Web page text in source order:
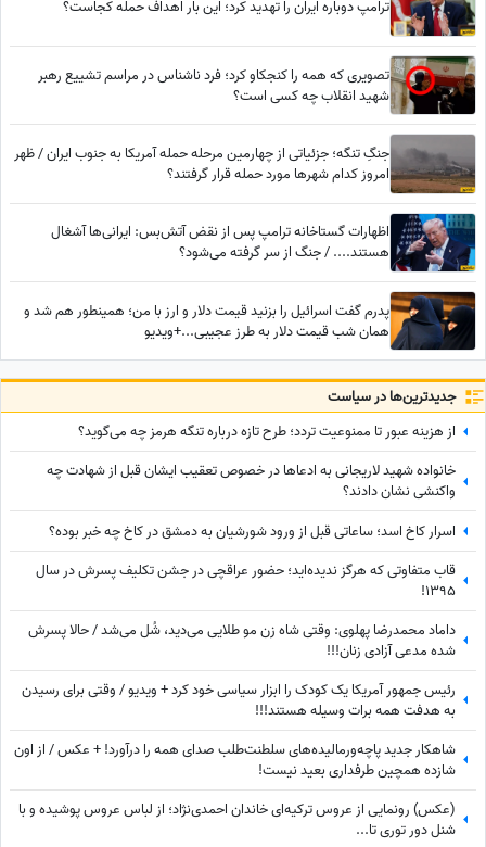
ترامپ دوباره ایران را تهدید کرد؛ این بار اهداف حمله کجاست؟
تصویری که همه را کنجکاو کرد؛ فرد ناشناس در مراسم تشییع رهبر
شهید انقلاب چه کسی است؟
جنگِ تنگه؛ جزئیاتی از چهارمین مرحله حمله آمریکا به جنوب ایران / ظهر
امروز کدام شهرها مورد حمله قرار گرفتند؟
اظهارات گستاخانه ترامپ پس از نقض آتش‌بس: ایرانی‌ها آشغال
هستند.... / جنگ از سر گرفته می‌شود؟
پدرم گفت اسرائیل را بزنید قیمت دلار و ارز با من؛ همینطور هم شد و
همان شب قیمت دلار به طرز عجیبی...+ویدیو
جدید‌ترین‌ها در سیاست
از هزینه عبور تا ممنوعیت تردد؛ طرح تازه درباره تنگه هرمز چه می‌گوید؟
خانواده شهید لاریجانی به ادعاها در خصوص تعقیب ایشان قبل از شهادت چه
واکنشی نشان دادند؟
اسرار کاخ اسد؛ ساعاتی قبل از ورود شورشیان به دمشق در کاخ چه خبر بوده؟
قاب متفاوتی که هرگز ندیده‌اید؛ حضور عراقچی در جشن تکلیف پسرش در سال
1395!
داماد محمدرضا پهلوی: وقتی شاه زن مو طلایی می‌دید، شُل می‌شد / حالا پسرش
شده مدعی آزادی زنان!!!
رئیس جمهور آمریکا یک کودک را ابزار سیاسی خود کرد + ویدیو / وقتی برای رسیدن
به هدفت همه برات وسیله هستند!!!
شاهکار جدید پاچه‌ورمالیده‌های سلطنت‌طلب صدای همه را درآورد! + عکس / از اون
شازده همچین طرفداری بعید نیست!
(عکس) رونمایی از عروس ترکیه‌ای خاندان احمدی‌نژاد؛ از لباس عروس پوشیده و با
شنل دور توری تا...